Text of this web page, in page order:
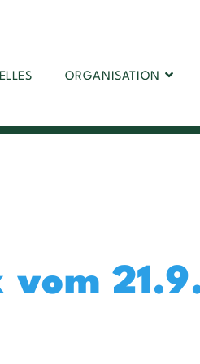
ORGANISATION
vom